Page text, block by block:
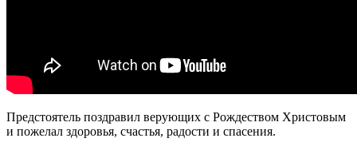
Предстоятель поздравил верующих с Рождеством Христовым
и пожелал здоровья, счастья, радости и спасения.